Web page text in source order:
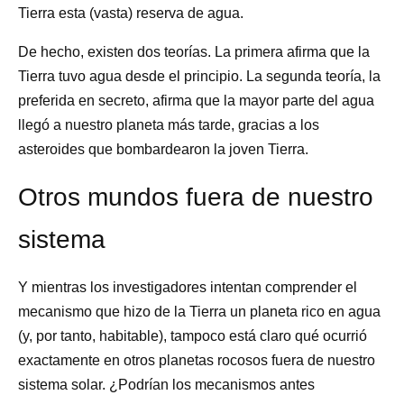
Tierra esta (vasta) reserva de agua.
De hecho, existen dos teorías. La primera afirma que la
Tierra tuvo agua desde el principio. La segunda teoría, la
preferida en secreto, afirma que la mayor parte del agua
llegó a nuestro planeta más tarde, gracias a los
asteroides que bombardearon la joven Tierra.
Otros mundos fuera de nuestro
sistema
Y mientras los investigadores intentan comprender el
mecanismo que hizo de la Tierra un planeta rico en agua
(y, por tanto, habitable), tampoco está claro qué ocurrió
exactamente en otros planetas rocosos fuera de nuestro
sistema solar. ¿Podrían los mecanismos antes